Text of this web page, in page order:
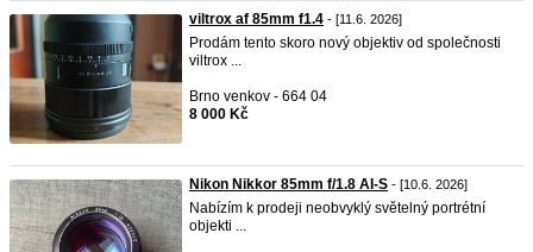
viltrox af 85mm f1.4 - [11.6. 2026]
Prodám tento skoro nový objektiv od společnosti
viltrox ...
Brno venkov - 664 04
8 000 Kč
Nikon Nikkor 85mm f/1.8 AI-S - [10.6. 2026]
Nabízím k prodeji neobvyklý světelný portrétní
objekti ...